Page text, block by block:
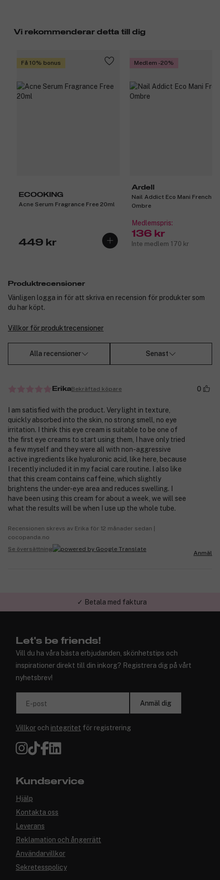
Vi rekommenderar detta till dig
Få 10% bonus
ECOOKING
Acne Serum Fragrance Free 20ml
449 kr
Medlem -20%
Ardell
Nail Addict Eco Mani French
Ombre
Medlemspris:
136 kr
Inte medlem 170 kr
Produktrecensioner
Vänligen logga in för att skriva en recension för produkter som
du har köpt.
Villkor för produktrecensioner
Alla recensioner Senast
ErikaBekräftad köpare 0
I am satisfied with the product. Very light in texture,
quickly absorbed into the skin, no strong smell, no eye
irritation. I think this eye cream is suitable to be one of
the first eye creams to start using them, I have only tried
a few myself and they were all with non-aggressive
active ingredients like hyaluronic acid, like here, because
I recently included it in my facial care routine. I also like
that this cream contains caffeine, which slightly
brightens the under-eye area and reduces swelling. I
have been using this cream for about a week, we will see
what the results will be when I use up the whole tube.
Recensionen skrevs av Erika för 12 månader sedan |
cocopanda.no
Se översättning
Anmäl
✓ Trygg E-handel
Let's be friends!
Vill du ha våra bästa erbjudanden, skönhetstips och
inspirationer direkt till din inkorg? Registrera dig på vårt
nyhetsbrev!
E-post Anmäl dig
Villkor och integritet för registrering
Kundservice
Hjälp
Kontakta oss
Leverans
Reklamation och ångerrätt
Användarvillkor
Sekretesspolicy